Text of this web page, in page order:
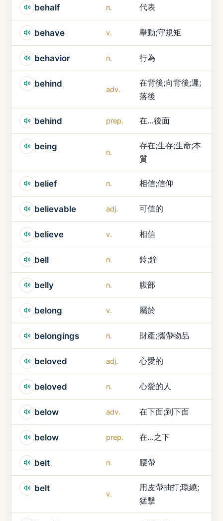
behalf n. 代表
behave v. 舉動;守規矩
behavior n. 行為
behind
adv.
在背後;向背後;遲;
落後
behind prep. 在…後面
being
n.
存在;生存;生命;本
質
belief n. 相信;信仰
believable adj. 可信的
believe v. 相信
bell n. 鈴;鐘
belly n. 腹部
belong v. 屬於
belongings n. 財產;攜帶物品
beloved adj. 心愛的
beloved n. 心愛的人
below adv. 在下面;到下面
below prep. 在…之下
belt n. 腰帶
belt
v.
用皮帶抽打;環繞;
猛擊